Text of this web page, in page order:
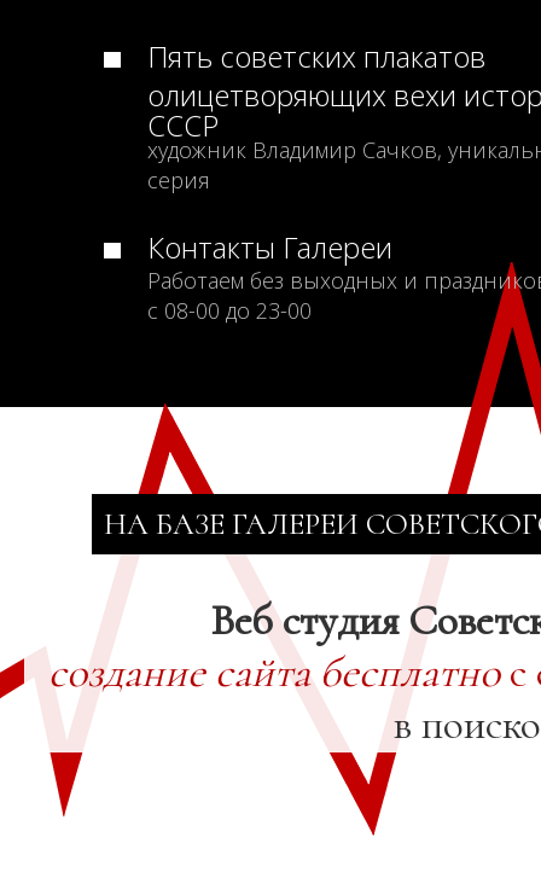
Пять советских плакатов
олицетворяющих вехи
СССР
художник Владимир Сачков,
серия
Контакты Галереи
Работаем без выходных и
с 08-00 до 23-00
НА БАЗЕ ГАЛЕРЕИ
Веб студия
создание сайта бесплатнос
в